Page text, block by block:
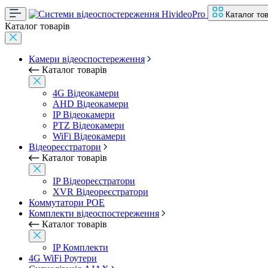
Каталог
Каталог товарів
Камери відеоспостереження
Каталог товарів
4G Відеокамери
AHD Відеокамери
IP Відеокамери
PTZ Відеокамери
WiFi Відеокамери
Відеореєстратори
Каталог товарів
IP Відеореєстратори
XVR Відеореєстратори
Коммутатори POE
Комплекти відеоспостереження
Каталог товарів
IP Комплекти
4G WiFi Роутери